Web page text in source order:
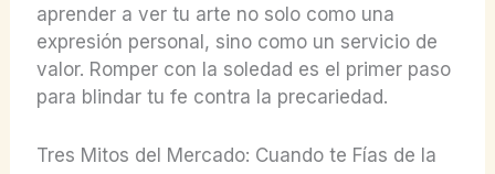
aprender a ver tu arte no solo como una
expresión personal, sino como un servicio de
valor. Romper con la soledad es el primer paso
para blindar tu fe contra la precariedad.
Tres Mitos del Mercado: Cuando te Fías de la